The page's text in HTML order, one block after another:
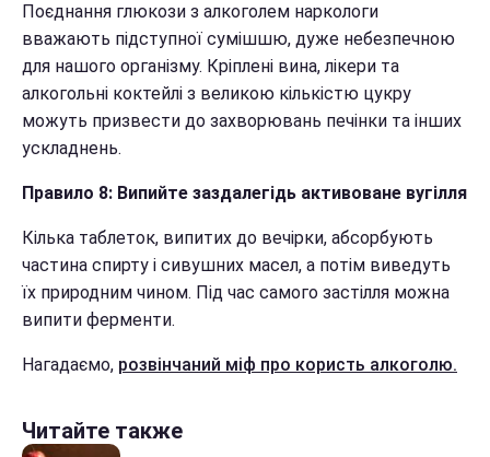
Поєднання глюкози з алкоголем наркологи
вважають підступної сумішшю, дуже небезпечною
для нашого організму. Кріплені вина, лікери та
алкогольні коктейлі з великою кількістю цукру
можуть призвести до захворювань печінки та інших
ускладнень.
Правило 8: Випийте заздалегідь активоване вугілля
Кілька таблеток, випитих до вечірки, абсорбують
частина спирту і сивушних масел, а потім виведуть
їх природним чином. Під час самого застілля можна
випити ферменти.
Нагадаємо, розвінчаний міф про користь алкоголю.
Читайте также